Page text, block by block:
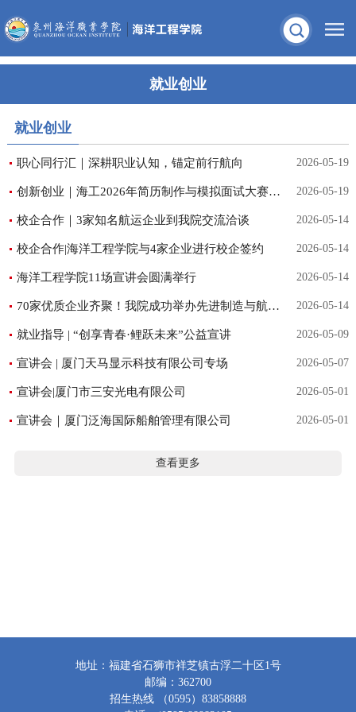
就业创业
就业创业
2026-05-19
职心同行汇｜深耕职业认知，锚定前行航向
2026-05-19
创新创业｜海工2026年简历制作与模拟面试大赛圆满落幕
2026-05-14
校企合作｜3家知名航运企业到我院交流洽谈
2026-05-14
校企合作|海洋工程学院与4家企业进行校企签约
2026-05-14
海洋工程学院11场宣讲会圆满举行
2026-05-14
70家优质企业齐聚！我院成功举办先进制造与航海交通人才专场招聘会
2026-05-09
就业指导 | “创享青春·鲤跃未来”公益宣讲
2026-05-07
宣讲会 | 厦门天马显示科技有限公司专场
2026-05-01
宣讲会|厦门市三安光电有限公司
2026-05-01
宣讲会｜厦门泛海国际船舶管理有限公司
查看更多
地址：福建省石狮市祥芝镇古浮二十区1号
邮编：362700
招生热线 （0595）83858888